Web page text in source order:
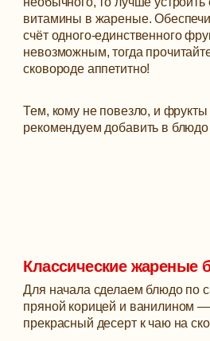
витамины в жареные.
счёт одного-единственного
невозможным, тогда
сковороде аппетитно!
Тем, кому не повезло, и
рекомендуем добавить в
Классические жареные
Для начала сделаем блюдо по
пряной корицей и ванилином —
прекрасный десерт к чаю на